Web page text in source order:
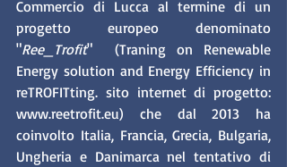
Commercio di Lucca al termine di un
progetto europeo denominato
"Ree_Trofit"  (Traning on Renewable
Energy solution and Energy Efficiency in
reTROFITting. sito internet di progetto:
www.reetrofit.eu) che dal 2013 ha
coinvolto Italia, Francia, Grecia, Bulgaria,
Ungheria e Danimarca nel tentativo di